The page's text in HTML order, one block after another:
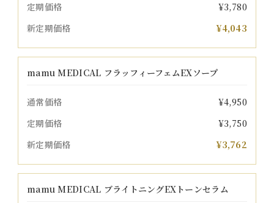
定期価格
¥3,780
新定期価格
¥4,043
mamu MEDICAL フラッフィーフェムEXソープ
通常価格
¥4,950
定期価格
¥3,750
新定期価格
¥3,762
mamu MEDICAL ブライトニングEXトーンセラム